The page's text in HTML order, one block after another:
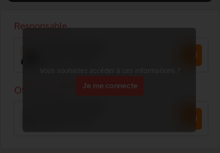
Vous souhaitez accéder à ces informations ?
Je me connecte